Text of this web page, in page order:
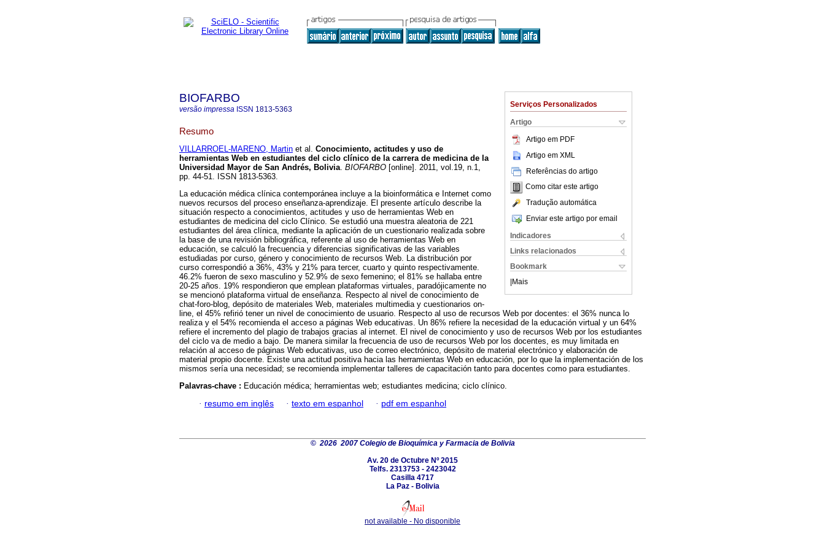
Serviços Personalizados
Artigo
Artigo em PDF
Artigo em XML
Referências do artigo
Como citar este artigo
Tradução automática
Enviar este artigo por email
Indicadores
Links relacionados
Bookmark
Mais
BIOFARBO
versão impressa ISSN 1813-5363
Resumo
VILLARROEL-MARENO, Martin et al. Conocimiento, actitudes y uso de
herramientas Web en estudiantes del ciclo clínico de la carrera de medicina de la
Universidad Mayor de San Andrés, Bolivia. BIOFARBO [online]. 2011, vol.19, n.1,
pp. 44-51. ISSN 1813-5363.
La educación médica clínica contemporánea incluye a la bioinformática e Internet como
nuevos recursos del proceso enseñanza-aprendizaje. El presente artículo describe la
situación respecto a conocimientos, actitudes y uso de herramientas Web en
estudiantes de medicina del ciclo Clínico. Se estudió una muestra aleatoria de 221
estudiantes del área clínica, mediante la aplicación de un cuestionario realizada sobre
la base de una revisión bibliográfica, referente al uso de herramientas Web en
educación, se calculó la frecuencia y diferencias significativas de las variables
estudiadas por curso, género y conocimiento de recursos Web. La distribución por
curso correspondió a 36%, 43% y 21% para tercer, cuarto y quinto respectivamente.
46.2% fueron de sexo masculino y 52.9% de sexo femenino; el 81% se hallaba entre
20-25 años. 19% respondieron que emplean plataformas virtuales, paradójicamente no
se mencionó plataforma virtual de enseñanza. Respecto al nivel de conocimiento de
chat-foro-blog, depósito de materiales Web, materiales multimedia y cuestionarios on-
line, el 45% refirió tener un nivel de conocimiento de usuario. Respecto al uso de recursos Web por docentes: el 36% nunca lo
realiza y el 54% recomienda el acceso a páginas Web educativas. Un 86% refiere la necesidad de la educación virtual y un 64%
refiere el incremento del plagio de trabajos gracias al internet. El nivel de conocimiento y uso de recursos Web por los estudiantes
del ciclo va de medio a bajo. De manera similar la frecuencia de uso de recursos Web por los docentes, es muy limitada en
relación al acceso de páginas Web educativas, uso de correo electrónico, depósito de material electrónico y elaboración de
material propio docente. Existe una actitud positiva hacia las herramientas Web en educación, por lo que la implementación de los
mismos sería una necesidad; se recomienda implementar talleres de capacitación tanto para docentes como para estudiantes.
Palavras-chave : Educación médica; herramientas web; estudiantes medicina; ciclo clínico.
· resumo em inglês · texto em espanhol · pdf em espanhol
©2026 2007 Colegio de Bioquímica y Farmacia de Bolivia
Av. 20 de Octubre Nº 2015
Telfs. 2313753 - 2423042
Casilla 4717
La Paz - Bolivia
not available - No disponible